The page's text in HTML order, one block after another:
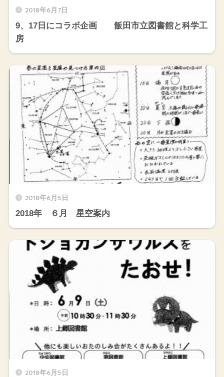
2018年6月7日
9、17日にコラボ企画 飯田市立図書館と科学工
房
2018年6月5日
2018年 ６月 星空案内
2018年6月5日